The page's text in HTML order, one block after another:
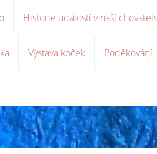
Historie událostí v naší
Výstava koček Poděkování